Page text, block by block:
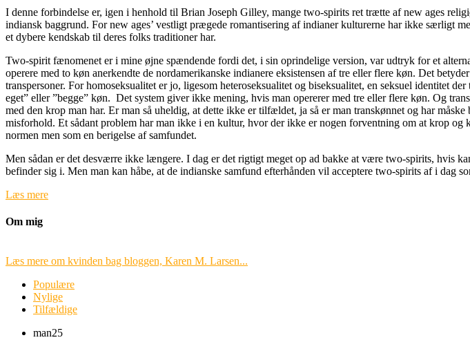
I denne forbindelse er, igen i henhold til Brian Joseph Gilley, mange two-spirits ret trætte af new ages
indiansk baggrund. For new ages’ vestligt prægede romantisering af indianer kulturerne har ikke særligt
et dybere kendskab til deres folks traditioner har.
Two-spirit fænomenet er i mine øjne spændende fordi det, i sin oprindelige version, var udtryk for et
operere med to køn anerkendte de nordamerikanske indianere eksistensen af tre eller flere køn. Det
transpersoner. For homoseksualitet er jo, ligesom heteroseksualitet og biseksualitet, en seksuel identitet
eget” eller ”begge” køn. Det system giver ikke mening, hvis man opererer med tre eller flere køn. Og
med den krop man har. Er man så uheldig, at dette ikke er tilfældet, ja så er man transkønnet og har
misforhold. Et sådant problem har man ikke i en kultur, hvor der ikke er nogen forventning om at krop
normen men som en berigelse af samfundet.
Men sådan er det desværre ikke længere. I dag er det rigtigt meget op ad bakke at være two-spirits, hvis
befinder sig i. Men man kan håbe, at de indianske samfund efterhånden vil acceptere two-spirits af i dag
Læs mere
Om mig
Læs mere om kvinden bag bloggen, Karen M. Larsen...
Populære
Nylige
Tilfældige
man25